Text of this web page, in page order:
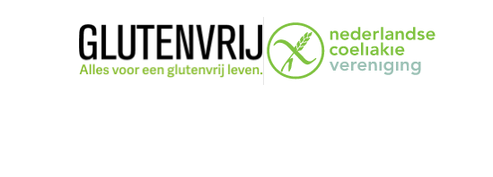
Podcast: coeliakie